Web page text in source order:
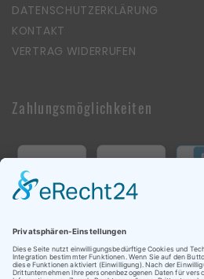
DATENSCHUTZERKLÄRUNG
KONTAKT
VERTRAG WIDERRUFEN
Zahlungsmöglichkeiten